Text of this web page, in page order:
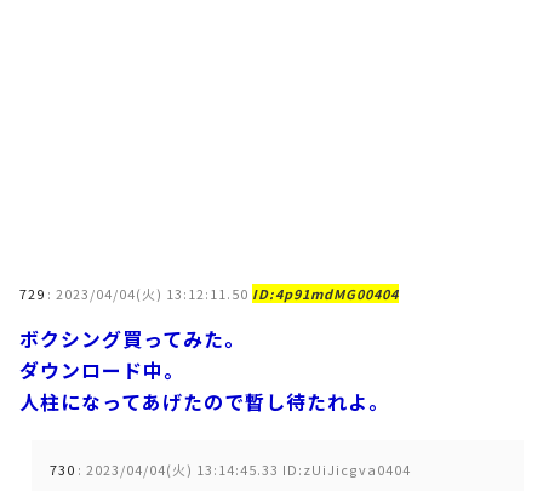
729 : 2023/04/04(火) 13:12:11.50 ID:4p91mdMG00404
ボクシング買ってみた。
ダウンロード中。
人柱になってあげたので暫し待たれよ。
730 : 2023/04/04(火) 13:14:45.33 ID:zUiJicgva0404